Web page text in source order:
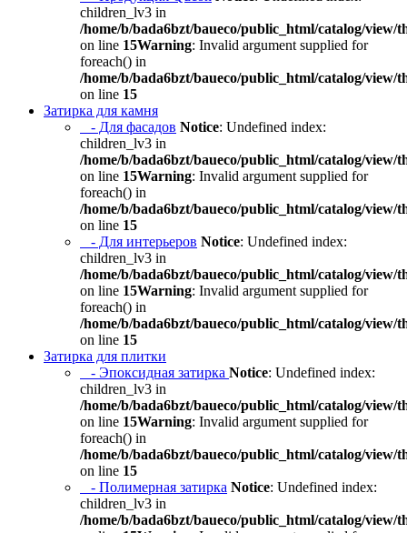
children_lv3 in
/home/b/bada6bzt/baueco/public_html/catalog/view/
on line 15Warning: Invalid argument supplied for
foreach() in
/home/b/bada6bzt/baueco/public_html/catalog/view/
on line 15
Затирка для камня
- Для фасадов Notice: Undefined index:
children_lv3 in
/home/b/bada6bzt/baueco/public_html/catalog/view/
on line 15Warning: Invalid argument supplied for
foreach() in
/home/b/bada6bzt/baueco/public_html/catalog/view/
on line 15
- Для интерьеров Notice: Undefined index:
children_lv3 in
/home/b/bada6bzt/baueco/public_html/catalog/view/
on line 15Warning: Invalid argument supplied for
foreach() in
/home/b/bada6bzt/baueco/public_html/catalog/view/
on line 15
Затирка для плитки
- Эпоксидная затирка Notice: Undefined index:
children_lv3 in
/home/b/bada6bzt/baueco/public_html/catalog/view/
on line 15Warning: Invalid argument supplied for
foreach() in
/home/b/bada6bzt/baueco/public_html/catalog/view/
on line 15
- Полимерная затирка Notice: Undefined index:
children_lv3 in
/home/b/bada6bzt/baueco/public_html/catalog/view/